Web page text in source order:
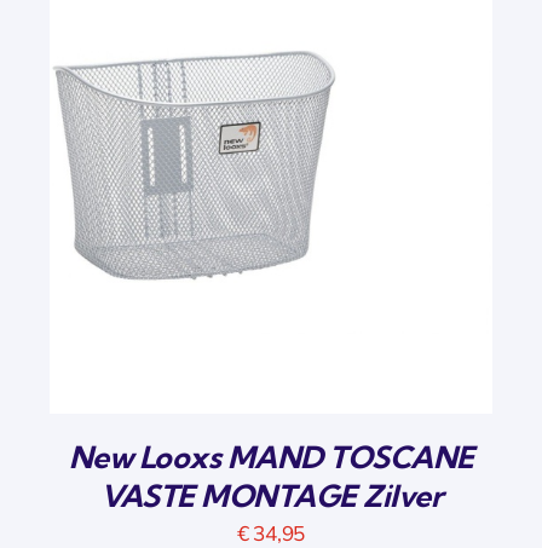
New Looxs MAND TOSCANE
VASTE MONTAGE Zilver
€34,95